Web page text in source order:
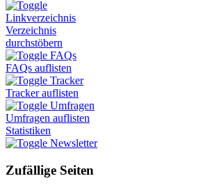
Linkverzeichnis
Verzeichnis
durchstöbern
FAQs
FAQs auflisten
Tracker
Tracker auflisten
Umfragen
Umfragen auflisten
Statistiken
Newsletter
Zufällige Seiten